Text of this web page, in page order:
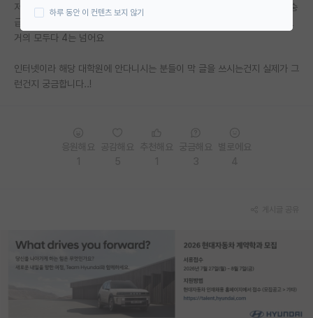
연구실(PI) 홍보 게시판
임용 정보 게시판
특수/전문대학원 게시판
반도체/AI 게시판
장학금/장학생 게시판
저는 yk 다니는데 실제로보면 아무리 못해도 건동홍급이고 컷트라인이 국숭
급인데 이분들은 거의 스펙 빵빵하고 탑급이시더라구요 학점은 자대생들도
거의 모두다 4는 넘어요
인터넷이라 해당 대학원에 안다니시는 분들이 막 글을 쓰시는건지 실제가 그
런건지 궁금합니다..!
하루 동안 이 컨텐츠 보지 않기